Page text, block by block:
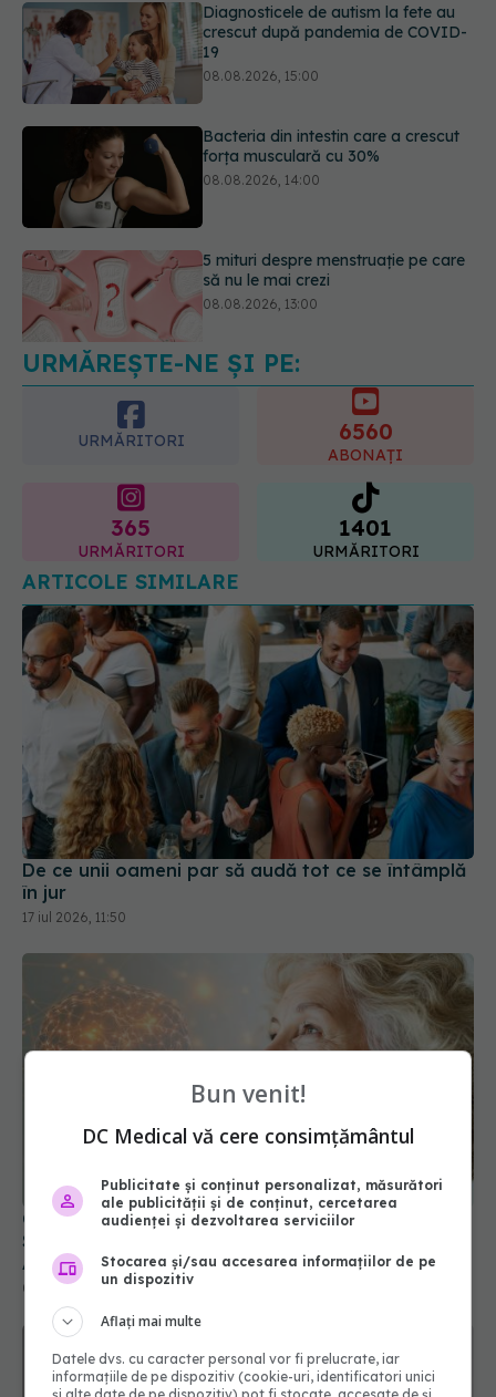
Bacteria din intestin care a crescut
forța musculară cu 30%
08.08.2026, 14:00
5 mituri despre menstruație pe care
să nu le mai crezi
08.08.2026, 13:00
Medicamentul folosit de peste 60 de
ani care acționează într-un loc
neașteptat
URMĂREȘTE-NE ȘI PE:
URMĂRITORI 6560
ABONAȚI
365
URMĂRITORI
1401
URMĂRITORI
ARTICOLE SIMILARE
De ce unii oameni par să audă tot ce se întâmplă
în jur
17 iul 2026, 11:50
Ce se întâmplă în creierul tău după 50 de ani.
Schimbarea invizibilă care deschide drumul spre
Alzheimer
04 aug 2026, 07:44
Bun venit!
DC Medical vă cere consimțământul
Publicitate și conținut personalizat, măsurători
ale publicității și de conținut, cercetarea
audienței și dezvoltarea serviciilor
Stocarea și/sau accesarea informațiilor de pe
un dispozitiv
Aflați mai multe
Datele dvs. cu caracter personal vor fi prelucrate, iar
informațiile de pe dispozitiv (cookie-uri, identificatori unici